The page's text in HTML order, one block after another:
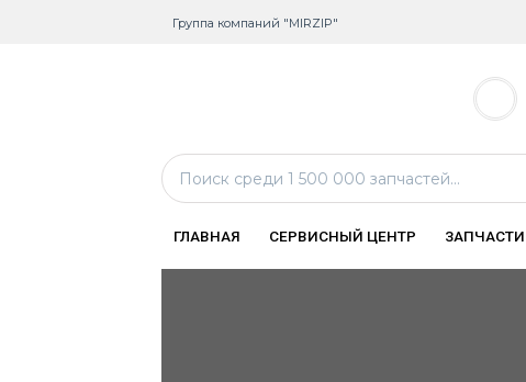
Группа компаний "MIRZIP"
ГЛАВНАЯ СЕРВИСНЫЙ ЦЕНТР ЗАПЧАСТИ